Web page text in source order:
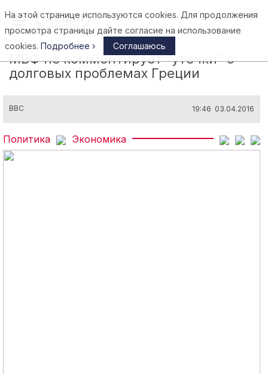
Афины
МВФ не комментирует "утечки" о
долговых проблемах Греции
BBC 19:46 03.04.2016
Политика Экономика
На этой странице используются cookies. Для продолжения
просмотра страницы дайте согласие на использование
cookies. Подробнее › Соглашаюсь